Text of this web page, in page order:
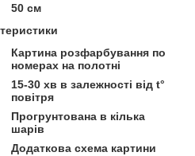
50 см
Картина розфарбування по
номерах на полотні
15-30 хв в залежності від t°
повітря
Прогрунтована в кілька
шарів
Додаткова схема картини